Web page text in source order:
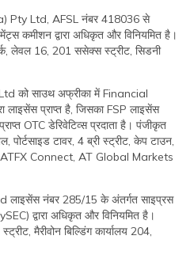
Pty Ltd, AFSL नंबर 418036 से
कमीशन द्वारा अधिकृत और विनियमित है।
लेवल 16, 201 ससेक्स स्ट्रीट, सिडनी
को साउथ अफ्रीका में Financial
प्राप्त है, जिसका FSP लाइसेंस
OTC डेरिवेटिव्स प्रदाता है। पंजीकृत
टावर, 4 ब्री स्ट्रीट, केप टाउन,
Connect, AT Global Markets
नंबर 285/15 के अंतर्गत साइप्रस
द्वारा अधिकृत और विनियमित है।
मैरीवोन बिल्डिंग कार्यालय 204,